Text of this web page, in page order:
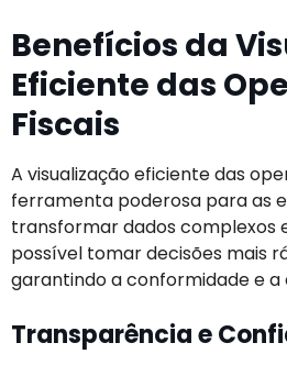
Benefícios da
Eficiente das
Fiscais
A visualização eficiente das
ferramenta poderosa para as
transformar dados complexos
possível tomar decisões mais
garantindo a conformidade e
Transparência e